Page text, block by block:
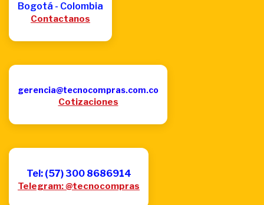
Bogotá - Colombia
Contactanos
gerencia@tecnocompras.com.co
Cotizaciones
Tel: (57) 300 8686914
Telegram: @tecnocompras